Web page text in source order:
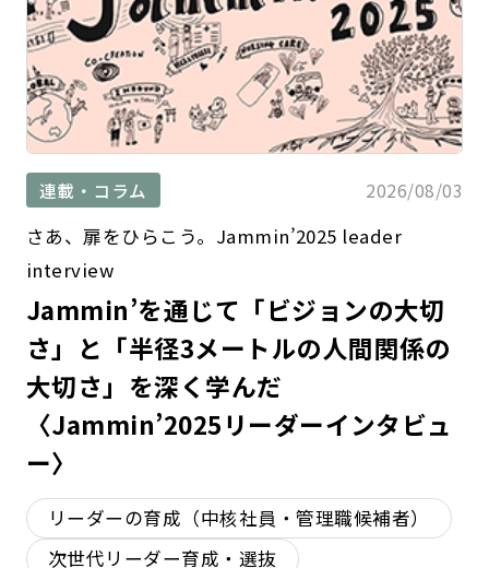
連載・コラム 2026/08/03
Jammin’を通じて「ビジョンの大切
さ」と「半径3メートルの人間関係の
大切さ」を深く学んだ
〈Jammin’2025リーダーインタビュ
ー〉
さあ、扉をひらこう。Jammin’2025 leader
interview
リーダーの育成（中核社員・管理職候補者）
次世代リーダー育成・選抜